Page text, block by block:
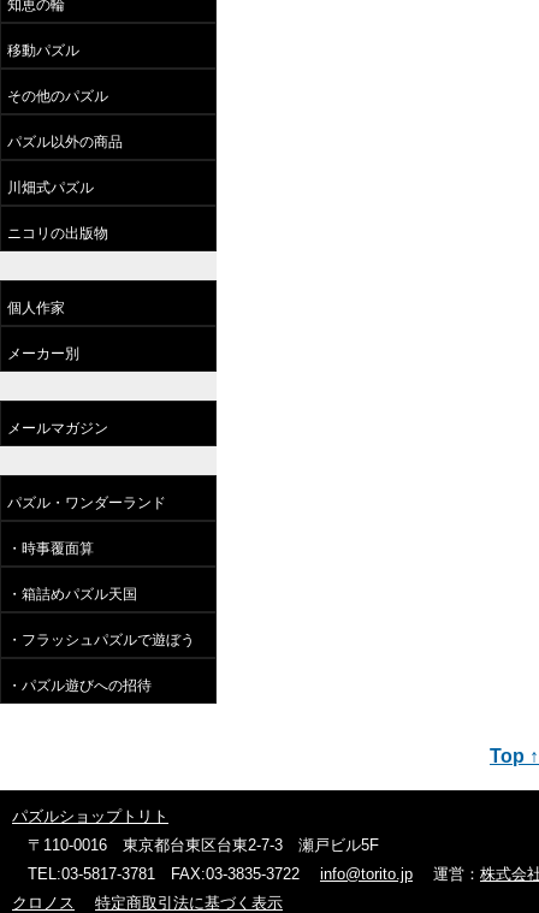
知恵の輪
移動パズル
その他のパズル
パズル以外の商品
川畑式パズル
ニコリの出版物
個人作家
メーカー別
メールマガジン
パズル・ワンダーランド
・時事覆面算
・箱詰めパズル天国
・フラッシュパズルで遊ぼう
・パズル遊びへの招待
Top ↑
パズルショップトリト
〒110-0016 東京都台東区台東2-7-3 瀬戸ビル5F
TEL:03-5817-3781 FAX:03-3835-3722 info@torito.jp 運営： 株式会
クロノス
特定商取引法に基づく表示